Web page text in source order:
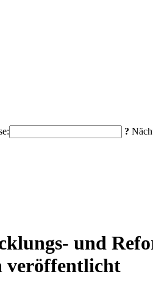
?
und
veröffentlicht